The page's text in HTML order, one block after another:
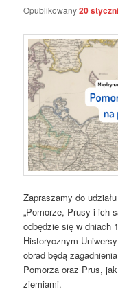
Opublikowany20
Zapraszamy do
„Pomorze, Prusy i ich
odbędzie się w dniach
Historycznym
obrad będą
Pomorza oraz Prus,
ziemiami.